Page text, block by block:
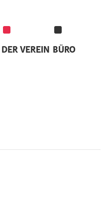
DER VEREIN BÜRO